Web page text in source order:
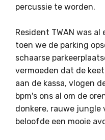
percussie te worden.
Resident TWAN was
toen we de parking
schaarse
vermoeden dat de
aan de kassa, vlogen
bpm's ons al om de
donkere, rauwe jungle
beloofde een mooie